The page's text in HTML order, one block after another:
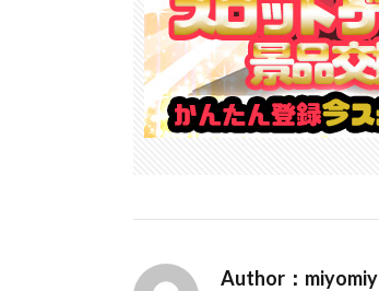
Author：miyomiy